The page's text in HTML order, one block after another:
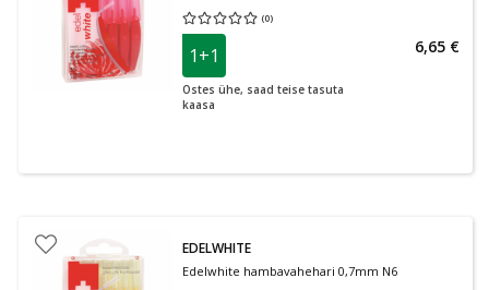
(0)
Keskmine hinnang 0.00
1+1
Ostes ühe, saad teise tasuta
kaasa
6,65 €
EDELWHITE
Edelwhite hambavahehari 0,7mm N6